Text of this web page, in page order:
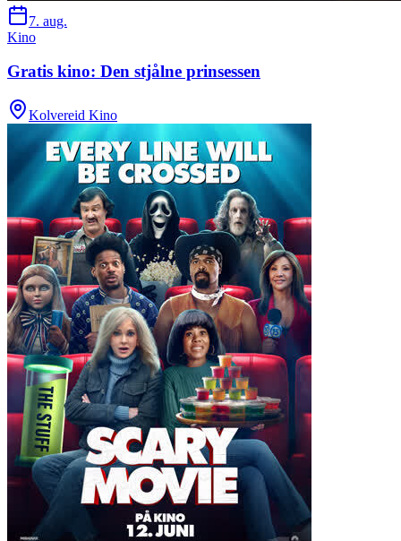
7. aug.
Kino
Gratis kino: Den stjålne prinsessen
Kolvereid Kino